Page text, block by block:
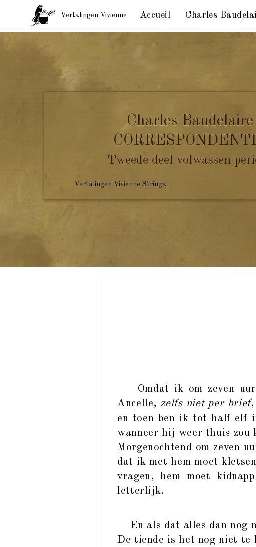
Vertalingen Vivienne Accueil Charles
Charles Baudelaire aan Mme Aupick. Parijs, 7 augustus 1860
Charles Baudelaire
Tweede deel volwassen
Vertalingen Vivienne Stringa.
Omdat ik om zeven uur
Ancelle, zelfs niet per brief,
en toen ben ik tot half elf
wanneer hij weer thuis zou
Morgenochtend om zeven
dat ik met hem moet
vragen, hem moet
letterlijk.
En als dat alles dan nog
De tiende is het nog niet te